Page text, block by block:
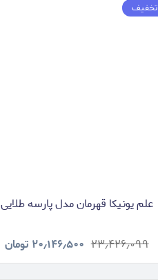
تخفیف
علم یونیکا قهرمان مدل پارسه طلایی
۲۳٫۴۲۶٫۰۹۹ ۲۰٫۱۴۶٫۵۰۰ تومان